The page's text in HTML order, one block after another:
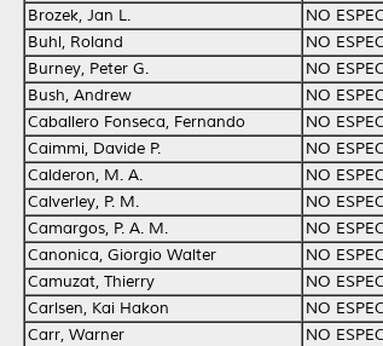
Brozek, Jan L.
NO
Buhl, Roland
NO
Burney, Peter G.
NO
Bush, Andrew
NO
Caballero Fonseca, Fernando
NO
Caimmi, Davide P.
NO
Calderon, M. A.
NO
Calverley, P. M.
NO
Camargos, P. A. M.
NO
Canonica, Giorgio Walter
NO
Camuzat, Thierry
NO
Carlsen, Kai Hakon
NO
Carr, Warner
NO